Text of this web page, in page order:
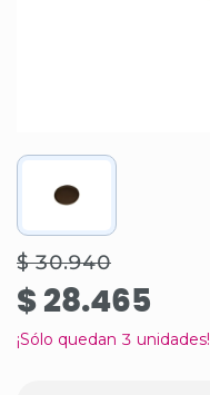
¡Sólo quedan 3 unidades!
$ 30.940
$ 28.465